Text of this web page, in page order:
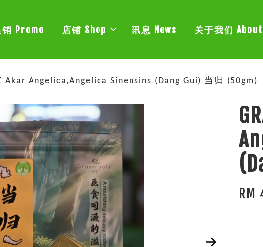
销 Promo 店铺 Shop 讯息 News 关于我们 About
Akar Angelica,Angelica Sinensins (Dang Gui) 当归 (50gm)
RM